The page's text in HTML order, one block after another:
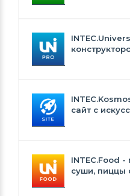
сайт с
INTEC.Food
суши, пиццы